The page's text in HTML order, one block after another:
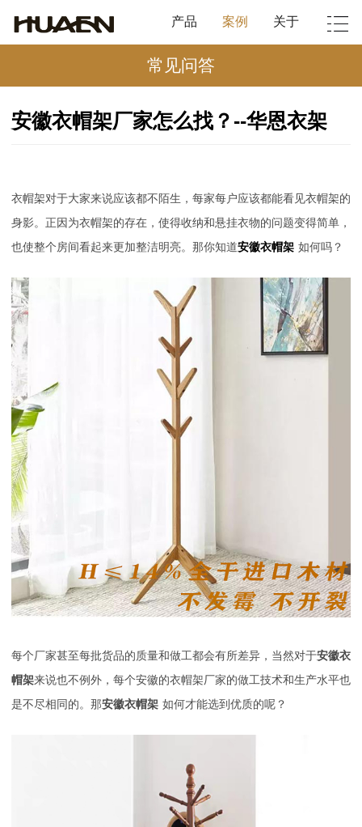
产品 案例 关于
常见问答
安徽衣帽架厂家怎么找？--华恩衣架
衣帽架对于大家来说应该都不陌生，每家每户应该都能看见衣帽架的
身影。正因为衣帽架的存在，使得收纳和悬挂衣物的问题变得简单，
也使整个房间看起来更加整洁明亮。那你知道安徽衣帽架 如何吗？
每个厂家甚至每批货品的质量和做工都会有所差异，当然对于安徽衣
帽架来说也不例外，每个安徽的衣帽架厂家的做工技术和生产水平也
是不尽相同的。那安徽衣帽架 如何才能选到优质的呢？